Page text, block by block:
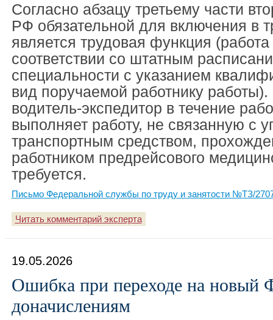
Согласно абзацу третьему части
РФ обязательной для включения в
является трудовая функция
соответствии со штатным
специальности с указанием
вид поручаемой работнику
водитель-экспедитор в течение
выполняет работу, не связанную с
транспортным средством,
работником предрейсового
требуется.
Письмо Федеральной службы по труду и занятости №ТЗ/
Читать комментарий эксперта
19.05.2026
Ошибка при переходе на новый
доначислениям